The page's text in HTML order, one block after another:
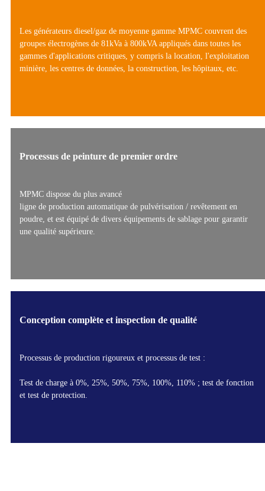
Les générateurs diesel/gaz de moyenne gamme MPMC couvrent des
groupes électrogènes de 81kVa à 800kVA appliqués dans toutes les
gammes d'applications critiques, y compris la location, l'exploitation
minière, les centres de données, la construction, les hôpitaux, etc.
Processus de peinture de premier ordre
MPMC dispose du plus avancé
ligne de production automatique de pulvérisation / revêtement en
poudre, et est équipé de divers équipements de sablage pour garantir
une qualité supérieure.
Conception complète et inspection de qualité
Processus de production rigoureux et processus de test :
Test de charge à 0%, 25%, 50%, 75%, 100%, 110% ; test de fonction
et test de protection.